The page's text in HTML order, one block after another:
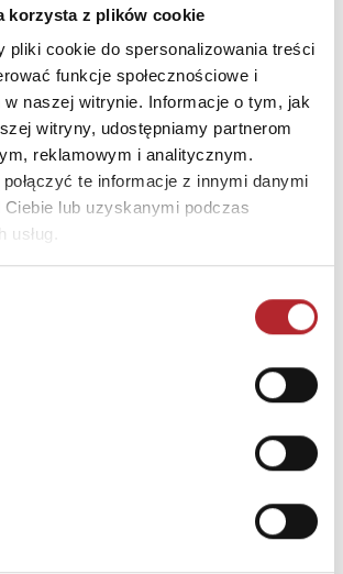
korzysta z plików cookie
pliki cookie do spersonalizowania treści
funkcje społecznościowe i
w naszej witrynie. Informacje o tym, jak
witryny, udostępniamy partnerom
reklamowym i analitycznym.
te informacje z innymi danymi
lub uzyskanymi podczas
Macmillan
9788381526531
2022-07-22
2022-07-22
160
Miękka
Macmillan Polska Sp. z o.o.
ul. Aleje Jerozolimskie 134